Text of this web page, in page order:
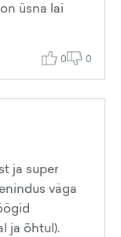
üsna lai
0 0
ja super
väga
ja õhtul).